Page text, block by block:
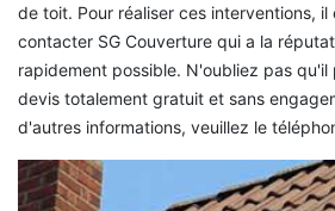
de toit. Pour réaliser ces interventions,
contacter SG Couverture qui a la
rapidement possible. N'oubliez pas qu'il
devis totalement gratuit et sans
d'autres informations, veuillez le